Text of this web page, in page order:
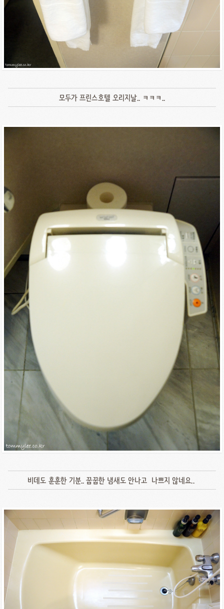
모두가 프린스호텔 오리지날.. ㅋㅋㅋ..
비데도 훈훈한 기분.. 꿉꿉한 냄새도 안나고 나쁘지 않네요..